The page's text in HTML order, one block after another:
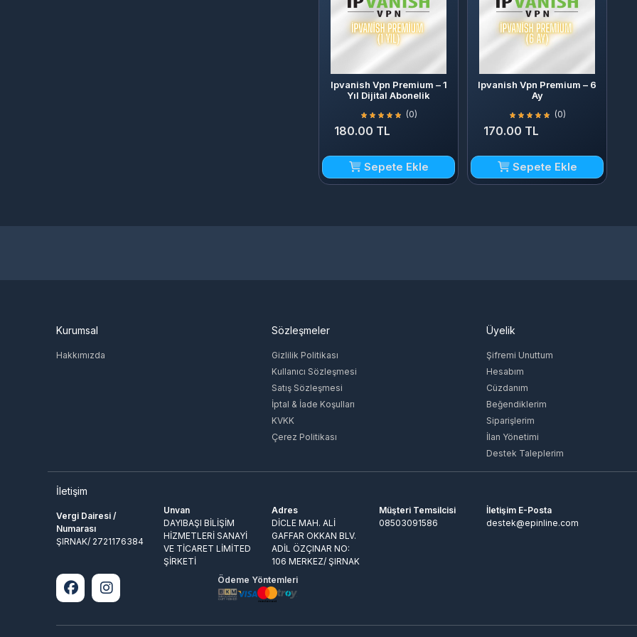
Ipvanish Vpn Premium – 1
Yıl Dijital Abonelik
(0)
180.00 TL
Sepete Ekle
Ipvanish Vpn Premium – 6
Ay
(0)
170.00 TL
Sepete Ekle
Kurumsal
Hakkımızda
Sözleşmeler
Gizlilik Politikası
Kullanıcı Sözleşmesi
Satış Sözleşmesi
İptal & İade Koşulları
KVKK
Çerez Politikası
Üyelik
Şifremi Unuttum
Hesabım
Cüzdanım
Beğendiklerim
Siparişlerim
İlan Yönetimi
Destek Taleplerim
İletişim
Vergi Dairesi /
Numarası
ŞIRNAK/ 2721176384
Unvan
DAYIBAŞI BİLİŞİM
HİZMETLERİ SANAYİ
VE TİCARET LİMİTED
ŞİRKETİ
Adres
DİCLE MAH. ALİ
GAFFAR OKKAN BLV.
ADİL ÖZÇINAR NO:
106 MERKEZ/ ŞIRNAK
Müşteri Temsilcisi
08503091586
İletişim E-Posta
destek@epinline.com
Ödeme Yöntemleri